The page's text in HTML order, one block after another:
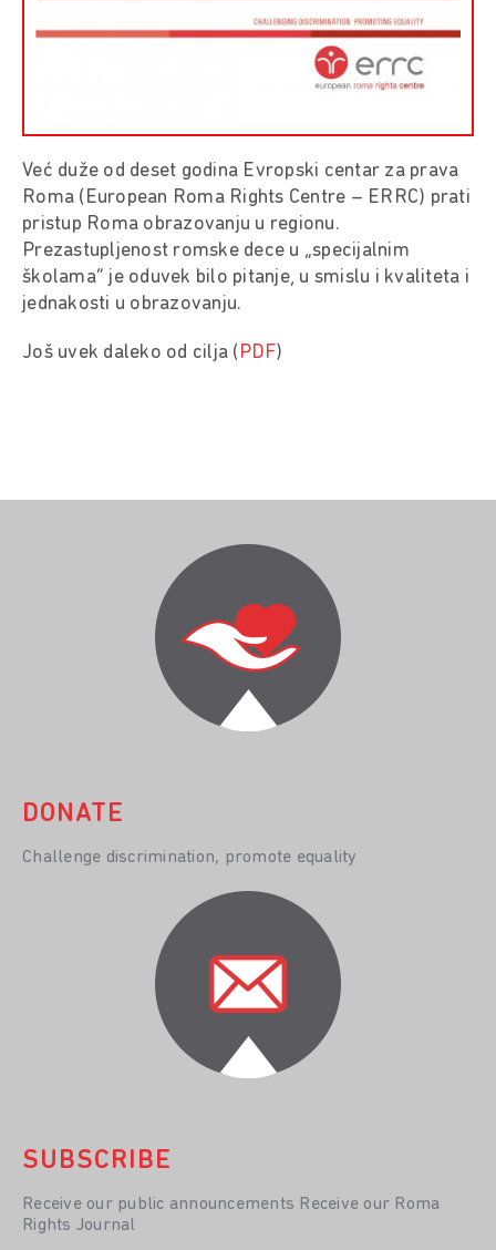
Već duže od deset godina Evropski centar za prava
Roma (European Roma Rights Centre – ERRC) prati
pristup Roma obrazovanju u regionu.
Prezastupljenost romske dece u „specijalnim
školama” je oduvek bilo pitanje, u smislu i kvaliteta i
jednakosti u obrazovanju.
Još uvek daleko od cilja ( PDF)
DONATE
Challenge discrimination, promote equality
SUBSCRIBE
Receive our public announcements Receive our Roma
Rights Journal